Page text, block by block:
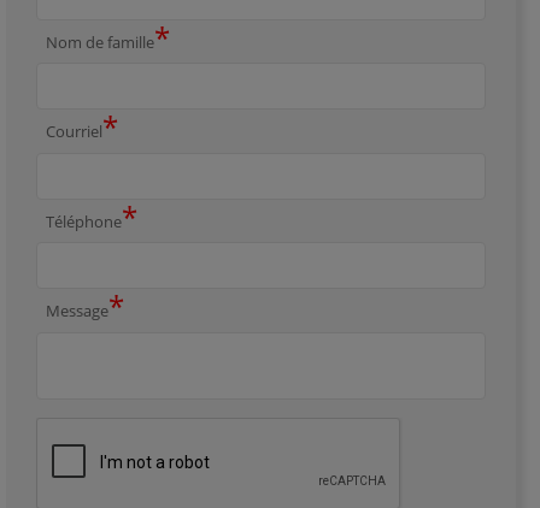
Nom de famille*
Courriel*
Téléphone*
Message*